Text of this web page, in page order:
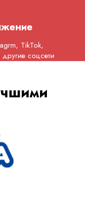
TikTok,
соцсети